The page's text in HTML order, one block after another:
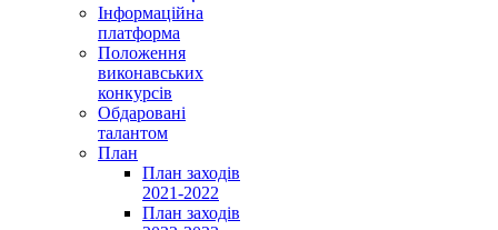
Інформаційна
платформа
Положення
виконавських
конкурсів
Обдаровані
талантом
План
План заходів
2021-2022
План заходів